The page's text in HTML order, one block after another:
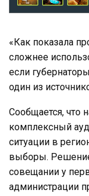
«Как показала
сложнее
если
один из
Сообщается, что
комплексный
ситуации в
выборы.
совещании у
администрации